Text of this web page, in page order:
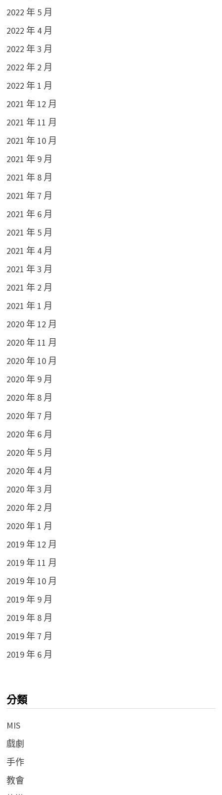
2022 年 5 月
2022 年 4 月
2022 年 3 月
2022 年 2 月
2022 年 1 月
2021 年 12 月
2021 年 11 月
2021 年 10 月
2021 年 9 月
2021 年 8 月
2021 年 7 月
2021 年 6 月
2021 年 5 月
2021 年 4 月
2021 年 3 月
2021 年 2 月
2021 年 1 月
2020 年 12 月
2020 年 11 月
2020 年 10 月
2020 年 9 月
2020 年 8 月
2020 年 7 月
2020 年 6 月
2020 年 5 月
2020 年 4 月
2020 年 3 月
2020 年 2 月
2020 年 1 月
2019 年 12 月
2019 年 11 月
2019 年 10 月
2019 年 9 月
2019 年 8 月
2019 年 7 月
2019 年 6 月
分類
MIS
戲劇
手作
教會